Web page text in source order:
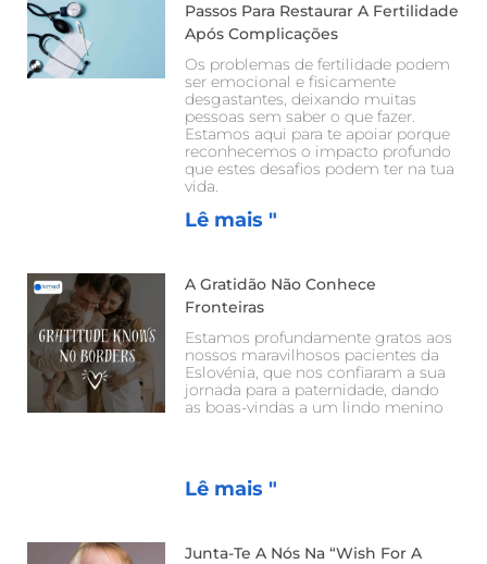
Passos Para Restaurar A Fertilidade
Após Complicações
Os problemas de fertilidade podem
ser emocional e fisicamente
desgastantes, deixando muitas
pessoas sem saber o que fazer.
Estamos aqui para te apoiar porque
reconhecemos o impacto profundo
que estes desafios podem ter na tua
vida.
Lê mais "
A Gratidão Não Conhece
Fronteiras
Estamos profundamente gratos aos
nossos maravilhosos pacientes da
Eslovénia, que nos confiaram a sua
jornada para a paternidade, dando
as boas-vindas a um lindo menino
Lê mais "
Junta-Te A Nós Na “Wish For A